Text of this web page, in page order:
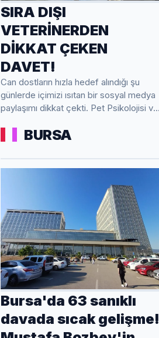
SIRA DIŞI
VETERİNERDEN
DİKKAT ÇEKEN
DAVET!
Can dostların hızla hedef alındığı şu
günlerde içimizi ısıtan bir sosyal medya
paylaşımı dikkat çekti. Pet Psikolojisi ve
BURSA
Bursa'da 63 sanıklı
davada sıcak gelişme!